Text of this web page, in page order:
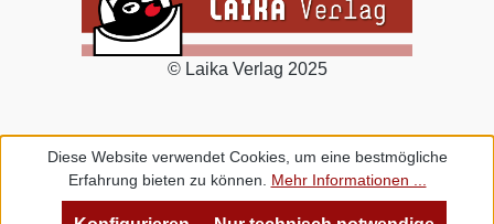
© Laika Verlag 2025
Diese Website verwendet Cookies, um eine bestmögliche
Erfahrung bieten zu können. Mehr Informationen ...